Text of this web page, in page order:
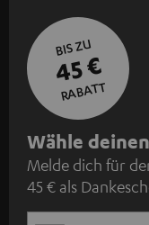
BIS ZU
45 €
RABATT
N
e
w
Wähle
Melde dich für
45 € als